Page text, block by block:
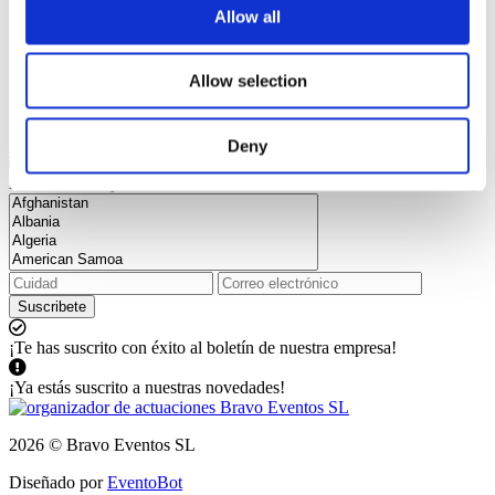
Allow all
Allow selection
Deny
las novedades y descuentos
Suscribete
¡Te has suscrito con éxito al boletín de nuestra empresa!
¡Ya estás suscrito a nuestras novedades!
2026 © Bravo Eventos SL
Diseñado porEventoBot